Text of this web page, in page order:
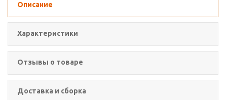
Описание
Характеристики
Отзывы о товаре
Доставка и сборка